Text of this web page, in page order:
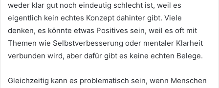
weder klar gut noch eindeutig schlecht ist, weil es
eigentlich kein echtes Konzept dahinter gibt. Viele
denken, es könnte etwas Positives sein, weil es oft mit
Themen wie Selbstverbesserung oder mentaler Klarheit
verbunden wird, aber dafür gibt es keine echten Belege.
Gleichzeitig kann es problematisch sein, wenn Menschen